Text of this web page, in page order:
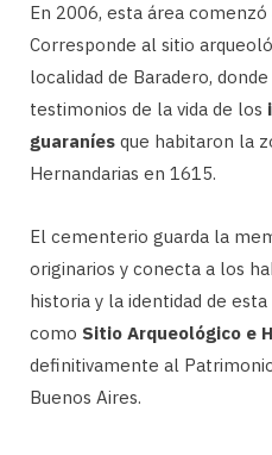
En 2006, esta área
Corresponde al sitio
localidad de Baradero,
testimonios de la vida de los
guaraníes que habitaron la
Hernandarias en 1615.
El cementerio guarda la
originarios y conecta a los
historia y la identidad de
como Sitio Arqueológico e
definitivamente al
Buenos Aires.